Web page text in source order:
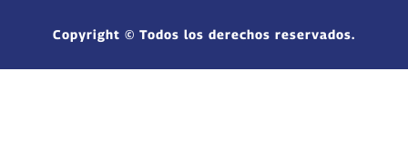
Copyright © Todos los derechos reservados.